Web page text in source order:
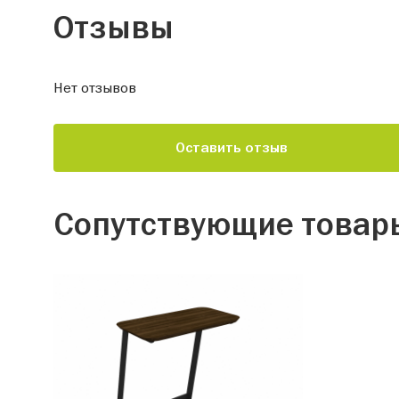
Отзывы
Нет отзывов
Оставить отзыв
Сопутствующие